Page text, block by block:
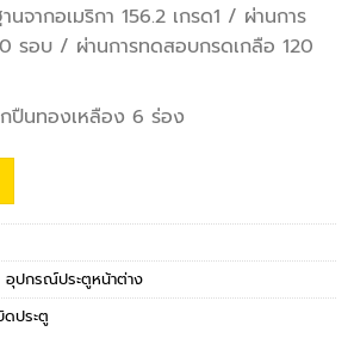
นจากอเมริกา 156.2 เกรด1 / ผ่านการ
รอบ / ผ่านการทดสอบกรดเกลือ 120
ปืนทองเหลือง 6 ร่อง
อุปกรณ์ประตูหน้าต่าง
ประตู